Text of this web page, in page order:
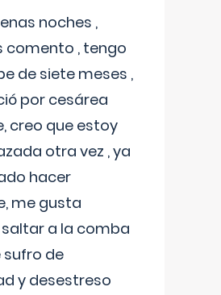
noches ,
comento , tengo
de siete meses ,
por cesárea
creo que estoy
otra vez , ya
hacer
me gusta
a la comba
sufro de
y desestreso